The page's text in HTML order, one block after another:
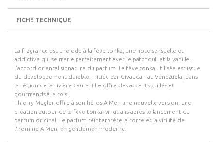
FICHE TECHNIQUE
La fragrance est une ode à la fève tonka, une note sensuelle et
addictive qui se marie parfaitement avec le patchouli et la vanille,
l'accord oriental signature du parfum. La fève tonka utilisée est issue
du développement durable, initiée par Givaudan au Vénézuela, dans
la région de la rivière Caura. Elle offre des accents grillés et
gourmands à la fois.
Thierry Mugler offre à son héros A Men une nouvelle version, une
création autour de la fève tonka, vingt ans après le lancement du
parfum original. Le parfum réinterprète la force et la virilité de
l'homme A Men, en gentlemen moderne.